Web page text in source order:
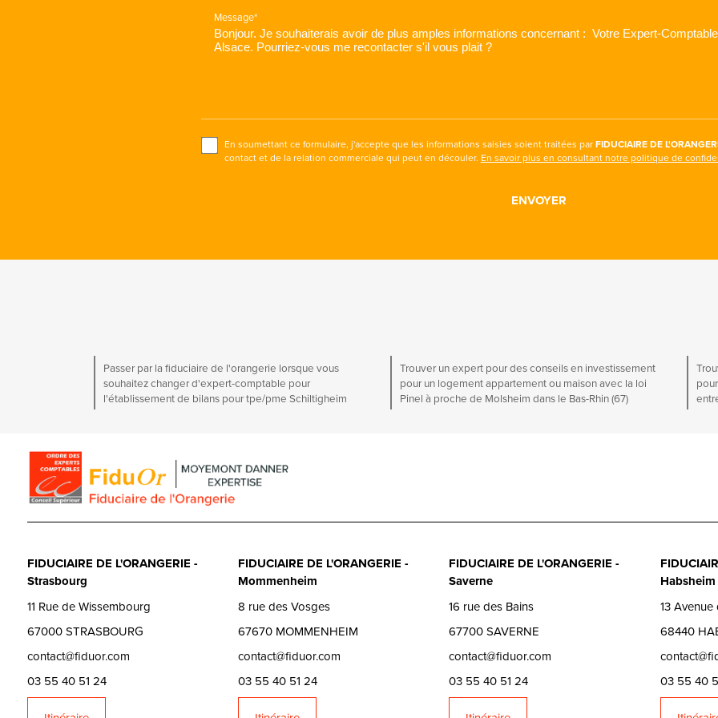
Message*
En soumettant ce formulaire, j'accepte que les informations saisies soient traitées parFIDUCIAIRE DE
contact et de la relation commerciale qui peut en découler. En savoir plus en consultant notre politique de
Passer par la fiduciaire de l'orangerie lorsque vous
souhaitez changer d'expert-comptable pour
l'établissement de bilans pour tpe/pme Schiltigheim
Trouver un expert pour des conseils en investissement
pour un logement appartement ou maison avec la loi
Pinel à proche de Molsheim dans le Bas-Rhin (67)
FIDUCIAIRE DE L'ORANGERIE -
Strasbourg
11 Rue de Wissembourg
67000 STRASBOURG
contact@fiduor.com
03 55 40 51 24
FIDUCIAIRE DE L'ORANGERIE -
Mommenheim
8 rue des Vosges
67670 MOMMENHEIM
contact@fiduor.com
03 55 40 51 24
FIDUCIAIRE DE L'ORANGERIE -
Saverne
16 rue des Bains
67700 SAVERNE
contact@fiduor.com
03 55 40 51 24
Habsheim
13
68440
03 55 40